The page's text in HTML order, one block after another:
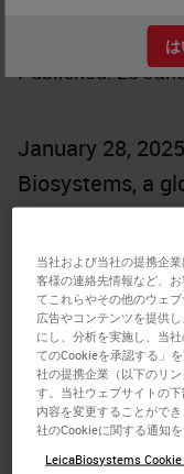
Published: 28
January 28,
Biosystems, a
histology
announced the
and
CHROMAX
Today, many
当社および当社の提携企
客様の連絡先情報など、
てこれらやその他のウェ
広告やコンテンツを提供
にし、分析を実施し、当
てのCookieを承認する」
社の提携企業（以下のリ
す。当社ウェブサイトの
内容を変更することがで
社のCookieに関する通知
LeicaBiosystems